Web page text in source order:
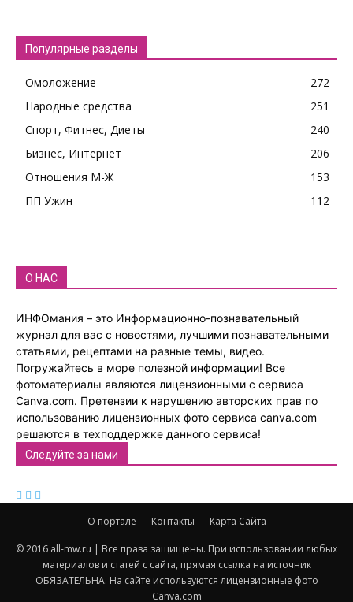
Популярные разделы
Омоложение
272
Народные средства
251
Спорт, Фитнес, Диеты
240
Бизнес, Интернет
206
Отношения М-Ж
153
ПП Ужин
112
О НАС
ИНФОмания – это Информационно-познавательный
журнал для вас с новостями, лучшими познавательными
статьями, рецептами на разные темы, видео.
Погружайтесь в море полезной информации! Все
фотоматериалы являются лицензионными с сервиса
Canva.com. Претензии к нарушению авторских прав по
использованию лицензионных фото сервиса canva.com
решаются в техподдержке данного сервиса!
Следуйте за нами
О портале Контакты Карта Сайта
© 2016 all-mw.ru | Все права защищены. При использовании любых
материалов и статей с сайта, прямая ссылка на источник
ОБЯЗАТЕЛЬНА. На сайте используются лицензионные фото
Canva.com